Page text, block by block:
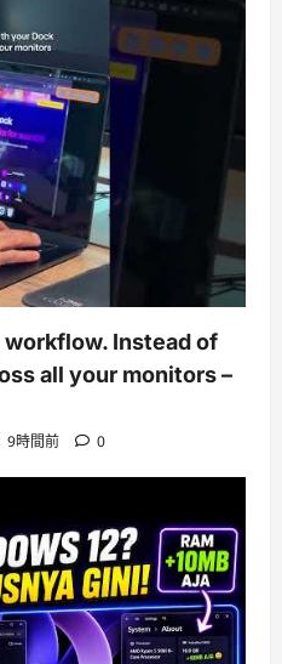
Instead of
all your monitors –
9時間前 0